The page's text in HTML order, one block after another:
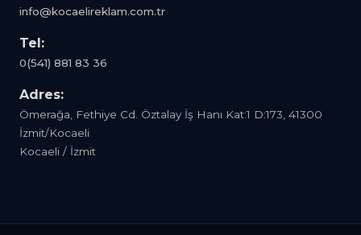
info@kocaelireklam.com.tr
Tel:
0(541) 881 83 36
Adres:
Ömerağa, Fethiye Cd. Öztalay İş Hanı Kat:1 D:173, 41300
İzmit/Kocaeli
Kocaeli / İzmit